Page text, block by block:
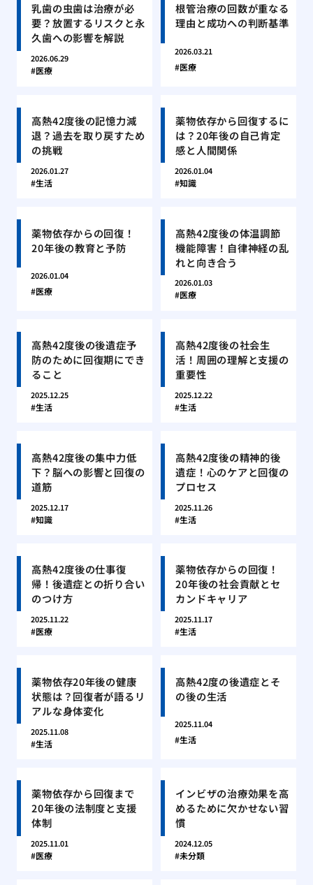
乳歯の虫歯は治療が必
要？放置するリスクと永
久歯への影響を解説
2026.06.29
医療
根管治療の回数が重なる
理由と成功への判断基準
2026.03.21
医療
高熱42度後の記憶力減
退？過去を取り戻すため
の挑戦
2026.01.27
生活
薬物依存から回復するに
は？20年後の自己肯定
感と人間関係
2026.01.04
知識
薬物依存からの回復！
20年後の教育と予防
2026.01.04
医療
高熱42度後の体温調節
機能障害！自律神経の乱
れと向き合う
2026.01.03
医療
高熱42度後の後遺症予
防のために回復期にでき
ること
2025.12.25
生活
高熱42度後の社会生
活！周囲の理解と支援の
重要性
2025.12.22
生活
高熱42度後の集中力低
下？脳への影響と回復の
道筋
2025.12.17
知識
高熱42度後の精神的後
遺症！心のケアと回復の
プロセス
2025.11.26
生活
高熱42度後の仕事復
帰！後遺症との折り合い
のつけ方
2025.11.22
医療
薬物依存からの回復！
20年後の社会貢献とセ
カンドキャリア
2025.11.17
生活
薬物依存20年後の健康
状態は？回復者が語るリ
アルな身体変化
2025.11.08
生活
高熱42度の後遺症とそ
の後の生活
2025.11.04
生活
薬物依存から回復まで
20年後の法制度と支援
体制
2025.11.01
医療
インビザの治療効果を高
めるために欠かせない習
慣
2024.12.05
未分類